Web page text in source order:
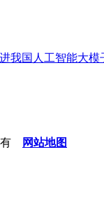
我国人工智能大
网站地图